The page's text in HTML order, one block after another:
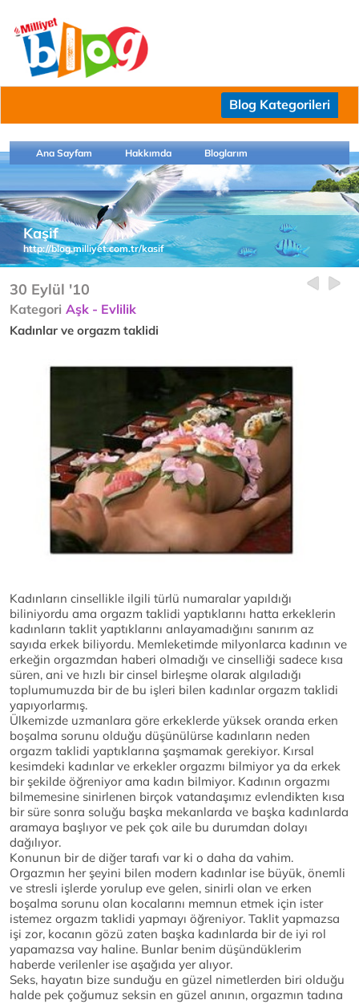
Blog Kategorileri
Ana Sayfam Hakkımda Bloglarım
Kaşif
http://blog.milliyet.com.tr/kasif
30 Eylül '10
Kategori Aşk - Evlilik
Kadınlar ve orgazm taklidi
Kadınların cinsellikle ilgili türlü numaralar yapıldığı
biliniyordu ama orgazm taklidi yaptıklarını hatta erkeklerin
kadınların taklit yaptıklarını anlayamadığını sanırım az
sayıda erkek biliyordu. Memleketimde milyonlarca kadının ve
erkeğin orgazmdan haberi olmadığı ve cinselliği sadece kısa
süren, ani ve hızlı bir cinsel birleşme olarak algıladığı
toplumumuzda bir de bu işleri bilen kadınlar orgazm taklidi
yapıyorlarmış.
Ülkemizde uzmanlara göre erkeklerde yüksek oranda erken
boşalma sorunu olduğu düşünülürse kadınların neden
orgazm taklidi yaptıklarına şaşmamak gerekiyor. Kırsal
kesimdeki kadınlar ve erkekler orgazmı bilmiyor ya da erkek
bir şekilde öğreniyor ama kadın bilmiyor. Kadının orgazmı
bilmemesine sinirlenen birçok vatandaşımız evlendikten kısa
bir süre sonra soluğu başka mekanlarda ve başka kadınlarda
aramaya başlıyor ve pek çok aile bu durumdan dolayı
dağılıyor.
Konunun bir de diğer tarafı var ki o daha da vahim.
Orgazmın her şeyini bilen modern kadınlar ise büyük, önemli
ve stresli işlerde yorulup eve gelen, sinirli olan ve erken
boşalma sorunu olan kocalarını memnun etmek için ister
istemez orgazm taklidi yapmayı öğreniyor. Taklit yapmazsa
işi zor, kocanın gözü zaten başka kadınlarda bir de iyi rol
yapamazsa vay haline. Bunlar benim düşündüklerim
haberde verilenler ise aşağıda yer alıyor.
Seks, hayatın bize sunduğu en güzel nimetlerden biri olduğu
halde pek çoğumuz seksin en güzel anının, orgazmın tadına